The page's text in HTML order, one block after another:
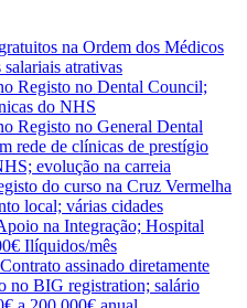
na Ordem dos Médicos
atrativas
Registo no Dental Council;
do NHS
Registo no General Dental
rede de clínicas de prestígio
evolução na carreia
do curso na Cruz Vermelha
local; várias cidades
na Integração; Hospital
Ilíquidos/mês
assinado diretamente
no BIG registration; salário